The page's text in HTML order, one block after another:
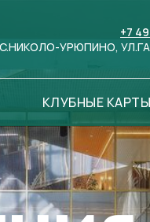
+7
УРЮПИНО,
КЛУБНЫЕ КАРТЫ